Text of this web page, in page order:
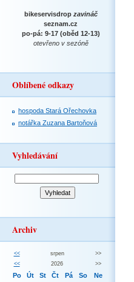
bikeservisdrop zavináč
seznam.cz
po-pá: 9-17 (oběd 12-13)
otevřeno v sezóně
Oblíbené odkazy
hospoda Stará Ořechovka
notářka Zuzana Bartoňová
Vyhledávání
Archiv
<< srpen
>>
<<
2026 >>
Po Út St Čt Pá So Ne